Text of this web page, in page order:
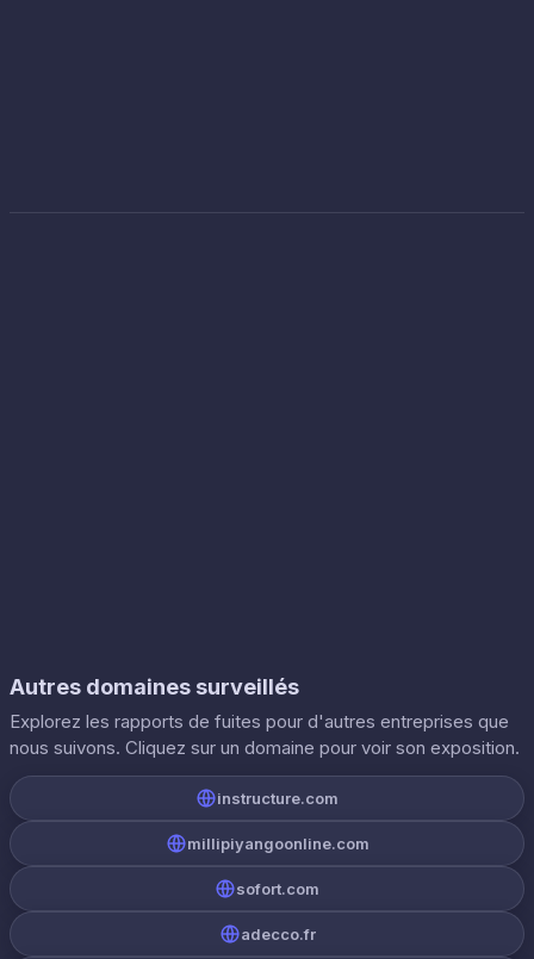
Autres domaines surveillés
Explorez les rapports de fuites pour d'autres entreprises que
nous suivons. Cliquez sur un domaine pour voir son exposition.
instructure.com
millipiyangoonline.com
sofort.com
adecco.fr